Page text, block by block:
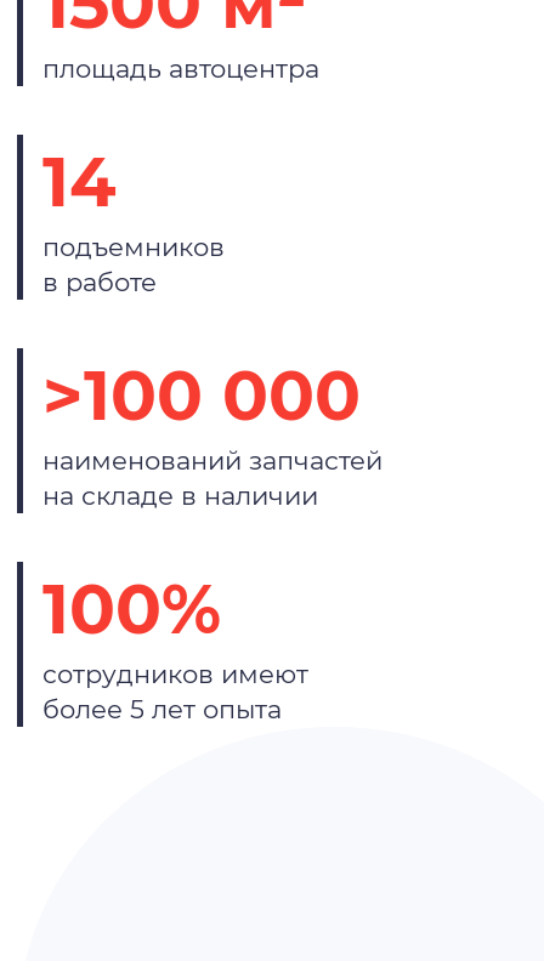
площадь автоцентра
14
подъемников
в работе
>100 000
наименований запчастей
на складе в наличии
100%
сотрудников имеют
более 5 лет опыта